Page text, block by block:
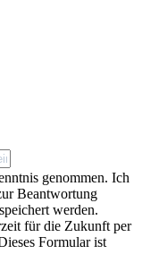
genommen. Ich
Beantwortung
werden.
für die Zukunft per
Formular ist